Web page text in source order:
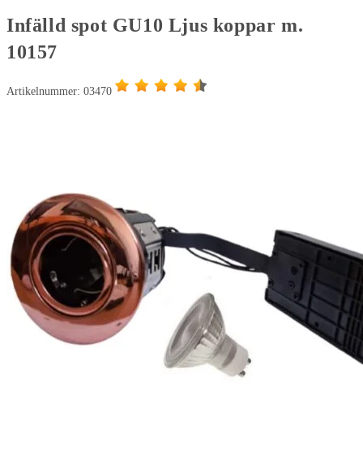
10157
mängd
Infälld spot GU10 Ljus koppar m.
10157
Artikelnummer: 03470